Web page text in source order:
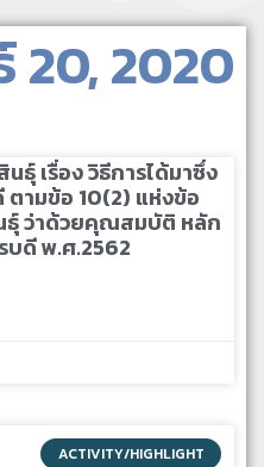
2020
ธุ์ เรื่อง วิธีการได้มาซึ่ง
ตามข้อ 10(2) แห่งข้อ
ว่าด้วยคุณสมบัติ หลัก
บดี พ.ศ.2562
ACTIVITY/HIGHLIGHT